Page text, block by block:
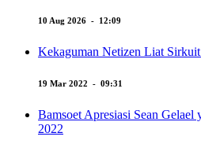
10 Aug 2026 - 12:09
Kekaguman Netizen Liat
19 Mar 2022 - 09:31
Bamsoet Apresiasi Sean
2022